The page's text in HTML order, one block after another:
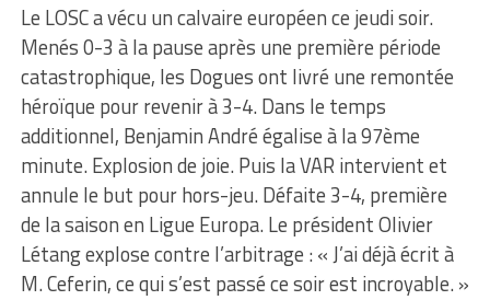
Le LOSC a vécu un calvaire européen ce jeudi soir.
Menés 0-3 à la pause après une première période
catastrophique, les Dogues ont livré une remontée
héroïque pour revenir à 3-4. Dans le temps
additionnel, Benjamin André égalise à la 97ème
minute. Explosion de joie. Puis la VAR intervient et
annule le but pour hors-jeu. Défaite 3-4, première
de la saison en Ligue Europa. Le président Olivier
Létang explose contre l’arbitrage : « J’ai déjà écrit à
M. Ceferin, ce qui s’est passé ce soir est incroyable. »